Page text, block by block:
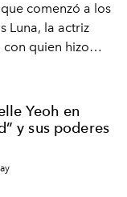
comenzó a los
Luna, la actriz
quien hizo
Europa y
novia!", está
Yeoh en
y sus poderes